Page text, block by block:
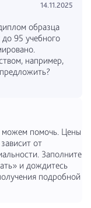
14.11.2025
образца
95 учебного
например,
помочь. Цены
от
Заполните
и дождитесь
подробной